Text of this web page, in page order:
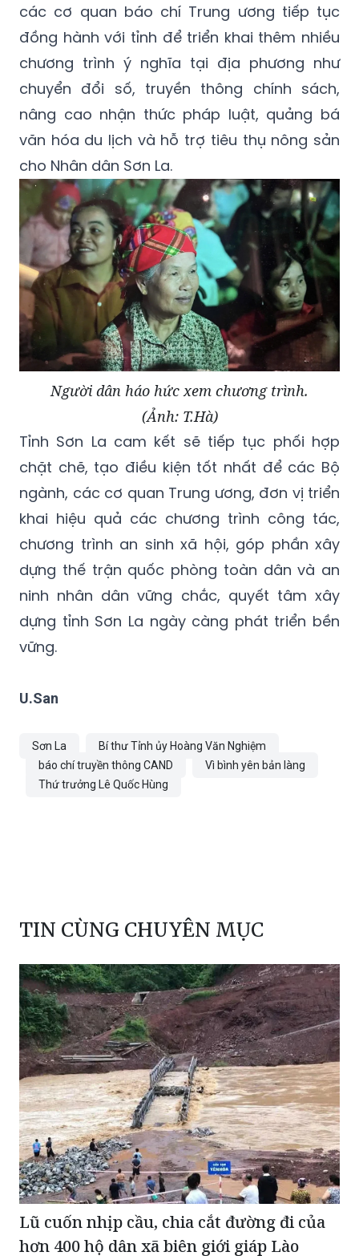
các cơ quan báo chí Trung ương tiếp tục
đồng hành với tỉnh để triển khai thêm nhiều
chương trình ý nghĩa tại địa phương như
chuyển đổi số, truyền thông chính sách,
nâng cao nhận thức pháp luật, quảng bá
văn hóa du lịch và hỗ trợ tiêu thụ nông sản
cho Nhân dân Sơn La.
Người dân háo hức xem chương trình.
(Ảnh: T.Hà)
Tỉnh Sơn La cam kết sẽ tiếp tục phối hợp
chặt chẽ, tạo điều kiện tốt nhất để các Bộ
ngành, các cơ quan Trung ương, đơn vị triển
khai hiệu quả các chương trình công tác,
chương trình an sinh xã hội, góp phần xây
dựng thế trận quốc phòng toàn dân và an
ninh nhân dân vững chắc, quyết tâm xây
dựng tỉnh Sơn La ngày càng phát triển bền
vững.
U.San
Sơn La
Bí thư Tỉnh ủy Hoàng Văn Nghiệm
báo chí truyền thông CAND
Vì bình yên bản làng
Thứ trưởng Lê Quốc Hùng
TIN CÙNG CHUYÊN MỤC
Lũ cuốn nhịp cầu, chia cắt đường đi của
hơn 400 hộ dân xã biên giới giáp Lào